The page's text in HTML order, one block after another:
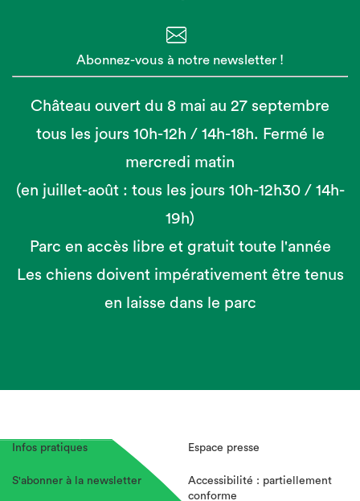
Abonnez-vous à notre newsletter !
Château ouvert du 8 mai au 27 septembre
tous les jours 10h-12h / 14h-18h. Fermé le
mercredi matin
(en juillet-août : tous les jours 10h-12h30 / 14h-
19h)
Parc en accès libre et gratuit toute l'année
Les chiens doivent impérativement être tenus
en laisse dans le parc
Infos pratiques
S'abonner à la newsletter
Espace presse
Accessibilité : partiellement
conforme